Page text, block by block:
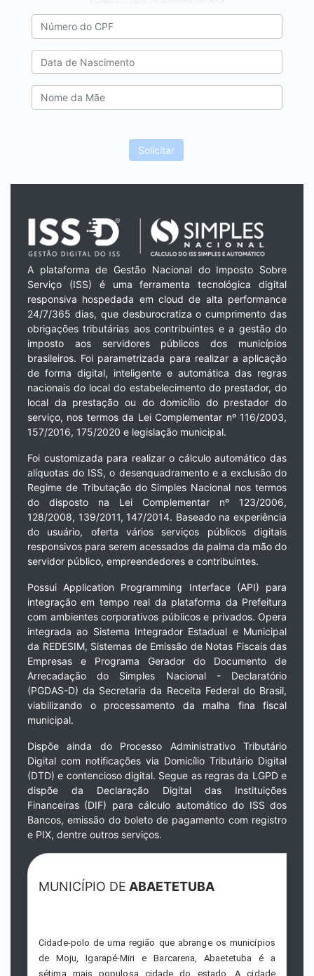
Solicitar
A plataforma de Gestão Nacional do Imposto Sobre
Serviço (ISS) é uma ferramenta tecnológica digital
responsiva hospedada em cloud de alta performance
24/7/365 dias, que desburocratiza o cumprimento das
obrigações tributárias aos contribuintes e a gestão do
imposto aos servidores públicos dos municípios
brasileiros. Foi parametrizada para realizar a aplicação
de forma digital, inteligente e automática das regras
nacionais do local do estabelecimento do prestador, do
local da prestação ou do domicílio do prestador do
serviço, nos termos da Lei Complementar nº 116/2003,
157/2016, 175/2020 e legislação municipal.
Foi customizada para realizar o cálculo automático das
alíquotas do ISS, o desenquadramento e a exclusão do
Regime de Tributação do Simples Nacional nos termos
do disposto na Lei Complementar nº 123/2006,
128/2008, 139/2011, 147/2014. Baseado na experiência
do usuário, oferta vários serviços públicos digitais
responsivos para serem acessados da palma da mão do
servidor público, empreendedores e contribuintes.
Possui Application Programming Interface (API) para
integração em tempo real da plataforma da Prefeitura
com ambientes corporativos públicos e privados. Opera
integrada ao Sistema Integrador Estadual e Municipal
da REDESIM, Sistemas de Emissão de Notas Fiscais das
Empresas e Programa Gerador do Documento de
Arrecadação do Simples Nacional - Declaratório
(PGDAS-D) da Secretaria da Receita Federal do Brasil,
viabilizando o processamento da malha fina fiscal
municipal.
Dispõe ainda do Processo Administrativo Tributário
Digital com notificações via Domicílio Tributário Digital
(DTD) e contencioso digital. Segue as regras da LGPD e
dispõe da Declaração Digital das Instituições
Financeiras (DIF) para cálculo automático do ISS dos
Bancos, emissão do boleto de pagamento com registro
e PIX, dentre outros serviços.
MUNICÍPIO DE ABAETETUBA
Cidade-polo de uma região que abrange os municípios
de Moju, Igarapé-Miri e Barcarena, Abaetetuba é a
sétima mais populosa cidade do estado. A cidade